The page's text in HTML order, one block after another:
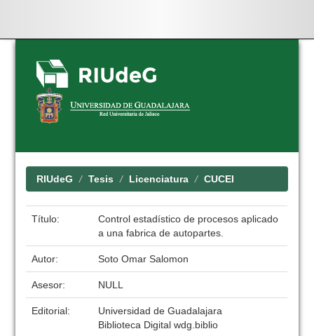
Skip
navigation
RIUdeG Tesis Licenciatura CUCEI
Título:
Control estadístico de procesos aplicado
a una fabrica de autopartes.
Autor: Soto Omar Salomon
Asesor: NULL
Editorial:
Universidad de Guadalajara
Biblioteca Digital wdg.biblio